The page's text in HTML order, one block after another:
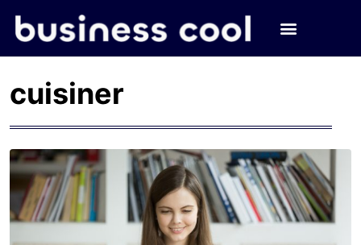
cuisiner